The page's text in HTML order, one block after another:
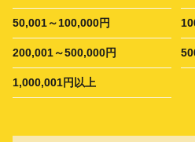
50,001～100,000円
200,001～500,000円
1,000,001円以上